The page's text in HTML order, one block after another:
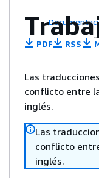
PDF RSS
Las
conflicto entre
inglés.
Las
conflicto
inglés.